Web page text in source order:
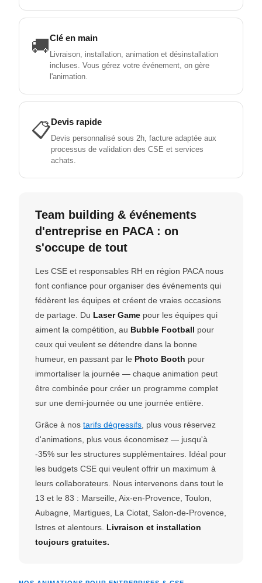
🚚Clé en main
Livraison, installation, animation et désinstallation
incluses. Vous gérez votre événement, on gère
l'animation.
📋Devis rapide
Devis personnalisé sous 2h, facture adaptée aux
processus de validation des CSE et services
achats.
Team building & événements
d'entreprise en PACA : on
s'occupe de tout
Les CSE et responsables RH en région PACA nous
font confiance pour organiser des événements qui
fédèrent les équipes et créent de vraies occasions
de partage. Du Laser Game pour les équipes qui
aiment la compétition, au Bubble Football pour
ceux qui veulent se détendre dans la bonne
humeur, en passant par le Photo Booth pour
immortaliser la journée — chaque animation peut
être combinée pour créer un programme complet
sur une demi-journée ou une journée entière.
Grâce à nostarifs dégressifs , plus vous réservez
d'animations, plus vous économisez — jusqu'à
-35% sur les structures supplémentaires. Idéal pour
les budgets CSE qui veulent offrir un maximum à
leurs collaborateurs. Nous intervenons dans tout le
13 et le 83 : Marseille, Aix-en-Provence, Toulon,
Aubagne, Martigues, La Ciotat, Salon-de-Provence,
Istres et alentours. Livraison et installation
toujours gratuites.